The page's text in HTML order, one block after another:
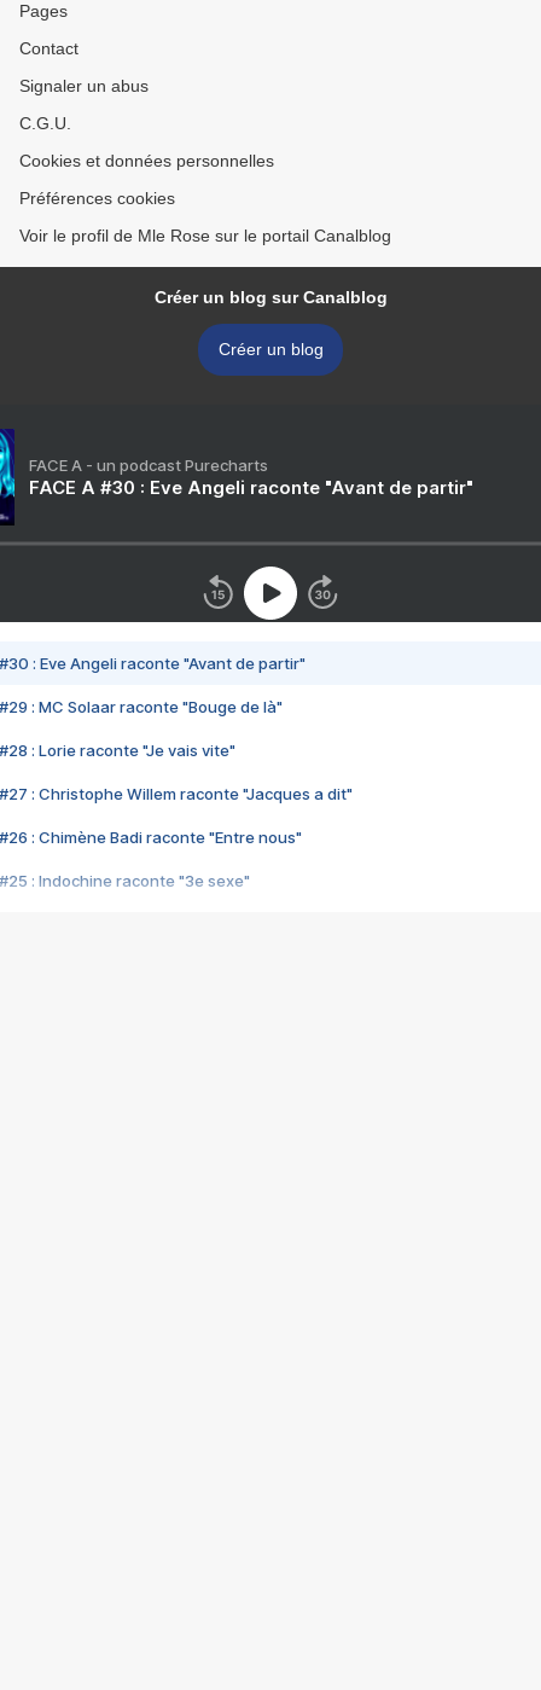
Pages
Contact
Signaler un abus
C.G.U.
Cookies et données personnelles
Préférences cookies
Voir le profil de Mle Rose sur le portail Canalblog
Créer un blog sur Canalblog
Créer un blog
FACE A - un podcast Purecharts
FACE A #30 : Eve Angeli raconte "Avant de partir"
#30 : Eve Angeli raconte "Avant de partir"
#29 : MC Solaar raconte "Bouge de là"
#28 : Lorie raconte "Je vais vite"
#27 : Christophe Willem raconte "Jacques a dit"
#26 : Chimène Badi raconte "Entre nous"
#25 : Indochine raconte "3e sexe"